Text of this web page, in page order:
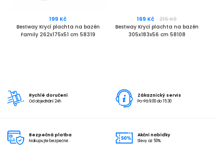
199 Kč
Bestway Krycí plachta na bazén
Family 262x175x51 cm 58319
169 Kč 215 Kč
Bestway Krycí plachta na bazén
305x183x56 cm 58108
Rychlé doručení
Od objednání 24h
Zákaznický servis
Po-Pá 9:00 do 15:30
Bezpečná platba
Nakupujte bezpečně
Akční nabídky
Slevy až 50%